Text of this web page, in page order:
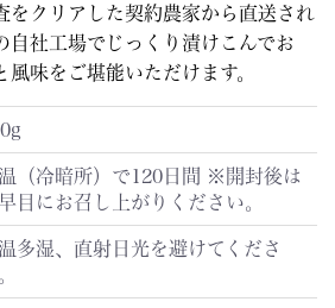
をクリアした契約農家から直送され
自社工場でじっくり漬けこんでお
味をご堪能いただけます。
（冷暗所）で120日間 ※開封後は
目にお召し上がりください。
多湿、直射日光を避けてくださ